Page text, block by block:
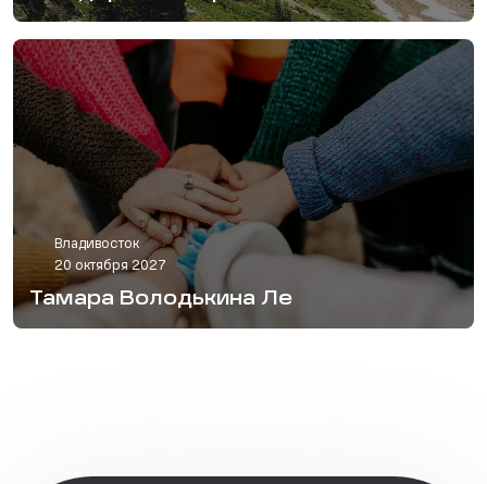
Владивосток
20 октября 2027
Тамара Володькина Ле